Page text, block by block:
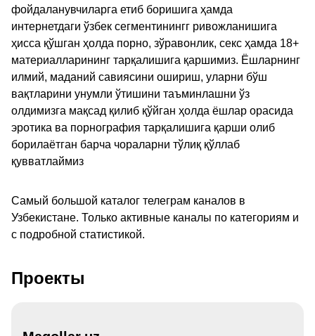
фойдаланувчиларга етиб боришига ҳамда
интернетдаги ўзбек сегментинингг ривожланишига
ҳисса қўшган ҳолда порно, зўравонлик, секс ҳамда 18+
материалларининг тарқалишига қаршимиз. Ёшларнинг
илмий, маданий савиясини ошириш, уларни бўш
вақтларини унумли ўтишини таъминлашни ўз
олдимизга мақсад қилиб қўйган ҳолда ёшлар орасида
эротика ва порнография тарқалишига қарши олиб
борилаётган барча чораларни тўлиқ қўллаб
қувватлаймиз
Самый большой каталог телеграм каналов в
Узбекистане. Только активные каналы по категориям и
с подробной статистикой.
Проекты